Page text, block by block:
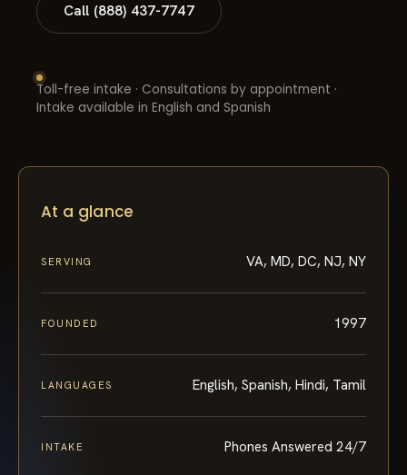
Call (888) 437-7747
Toll-free intake · Consultations by appointment ·
Intake available in English and Spanish
At a glance
SERVING VA, MD, DC, NJ, NY
FOUNDED 1997
LANGUAGES English, Spanish, Hindi, Tamil
INTAKE Phones Answered 24/7